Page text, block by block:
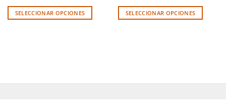
SELECCIONAR OPCIONES SELECCIONAR OPCIONES